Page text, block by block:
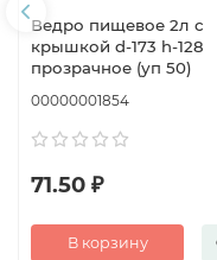
Ведро пищевое 2л с
крышкой d-173 h-128
прозрачное (уп 50)
00000001854
71.50 ₽
В корзину